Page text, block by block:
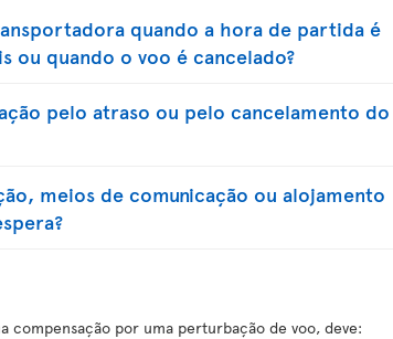
quando a hora de partida é
ou quando o voo é cancelado?
pelo atraso ou pelo cancelamento do
meios de comunicação ou alojamento
compensação por uma perturbação de voo, deve: